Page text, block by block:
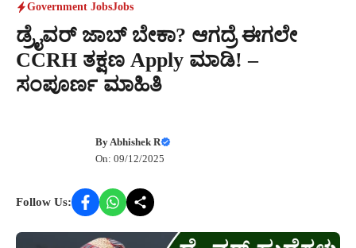
Government JobsJobs
ಡ್ರೈವರ್ ಜಾಬ್ ಬೇಕಾ? ಆಗದ್ರೆ ಈಗಲೇ
CCRH ತಕ್ಷಣ Apply ಮಾಡಿ! –
ಸಂಪೂರ್ಣ ಮಾಹಿತಿ
ByAbhishek R
On: 09/12/2025
Follow Us: